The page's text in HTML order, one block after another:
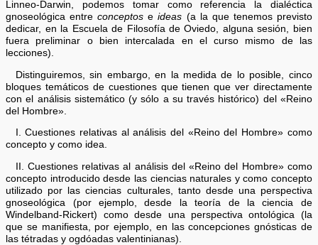
Linneo-Darwin, podemos tomar como referencia la dialéctica
gnoseológica entreconceptos eideas (a la que tenemos previsto
dedicar, en la Escuela de Filosofía de Oviedo, alguna sesión, bien
fuera preliminar o bien intercalada en el curso mismo de las
lecciones).
Distinguiremos, sin embargo, en la medida de lo posible, cinco
bloques temáticos de cuestiones que tienen que ver directamente
con el análisis sistemático (y sólo a su través histórico) del «Reino
del Hombre».
I. Cuestiones relativas al análisis del «Reino del Hombre» como
concepto y como idea.
II. Cuestiones relativas al análisis del «Reino del Hombre» como
concepto introducido desde las ciencias naturales y como concepto
utilizado por las ciencias culturales, tanto desde una perspectiva
gnoseológica (por ejemplo, desde la teoría de la ciencia de
Windelband-Rickert) como desde una perspectiva ontológica (la
que se manifiesta, por ejemplo, en las concepciones gnósticas de
las tétradas y ogdóadas valentinianas).